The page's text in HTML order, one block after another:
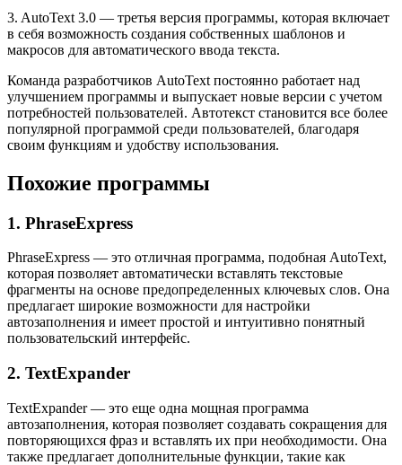
3. AutoText 3.0 — третья версия программы, которая включает
в себя возможность создания собственных шаблонов и
макросов для автоматического ввода текста.
Команда разработчиков AutoText постоянно работает над
улучшением программы и выпускает новые версии с учетом
потребностей пользователей. Автотекст становится все более
популярной программой среди пользователей, благодаря
своим функциям и удобству использования.
Похожие программы
1. PhraseExpress
PhraseExpress — это отличная программа, подобная AutoText,
которая позволяет автоматически вставлять текстовые
фрагменты на основе предопределенных ключевых слов. Она
предлагает широкие возможности для настройки
автозаполнения и имеет простой и интуитивно понятный
пользовательский интерфейс.
2. TextExpander
TextExpander — это еще одна мощная программа
автозаполнения, которая позволяет создавать сокращения для
повторяющихся фраз и вставлять их при необходимости. Она
также предлагает дополнительные функции, такие как